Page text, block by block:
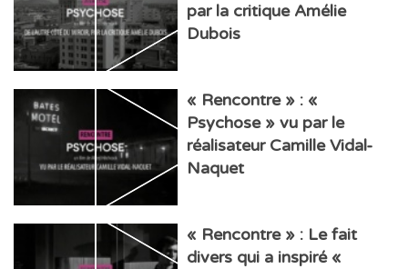
par la critique Amélie
Dubois
« Rencontre » : «
Psychose » vu par le
réalisateur Camille Vidal-
Naquet
« Rencontre » : Le fait
divers qui a inspiré «